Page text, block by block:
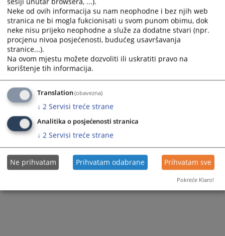
Годишњи план рада тужилаштва
Годишњи буџет
Предложене мјере притвора и других
забрана
Закључени споразуми
Neke od ovih informacija su nam neophodne i bez njih web
stranica ne bi mogla fukcionisati u svom punom obimu, dok
neke nisu prijeko neophodne a služe za dodatne stvari (npr.
procjenu nivoa posjećenosti, budućeg usavršavanja
stranice...).
Na ovom mjestu možete dozvoliti ili uskratiti pravo na
korištenje tih informacija.
Translation(obavezna)
↓ 2 Servisi treće strane
Analitika o posjećenosti stranica
↓ 2 Servisi treće strane
Ne prihvatam Prihvatam odabrane Prihvatam sve
Pokreće Klaro!